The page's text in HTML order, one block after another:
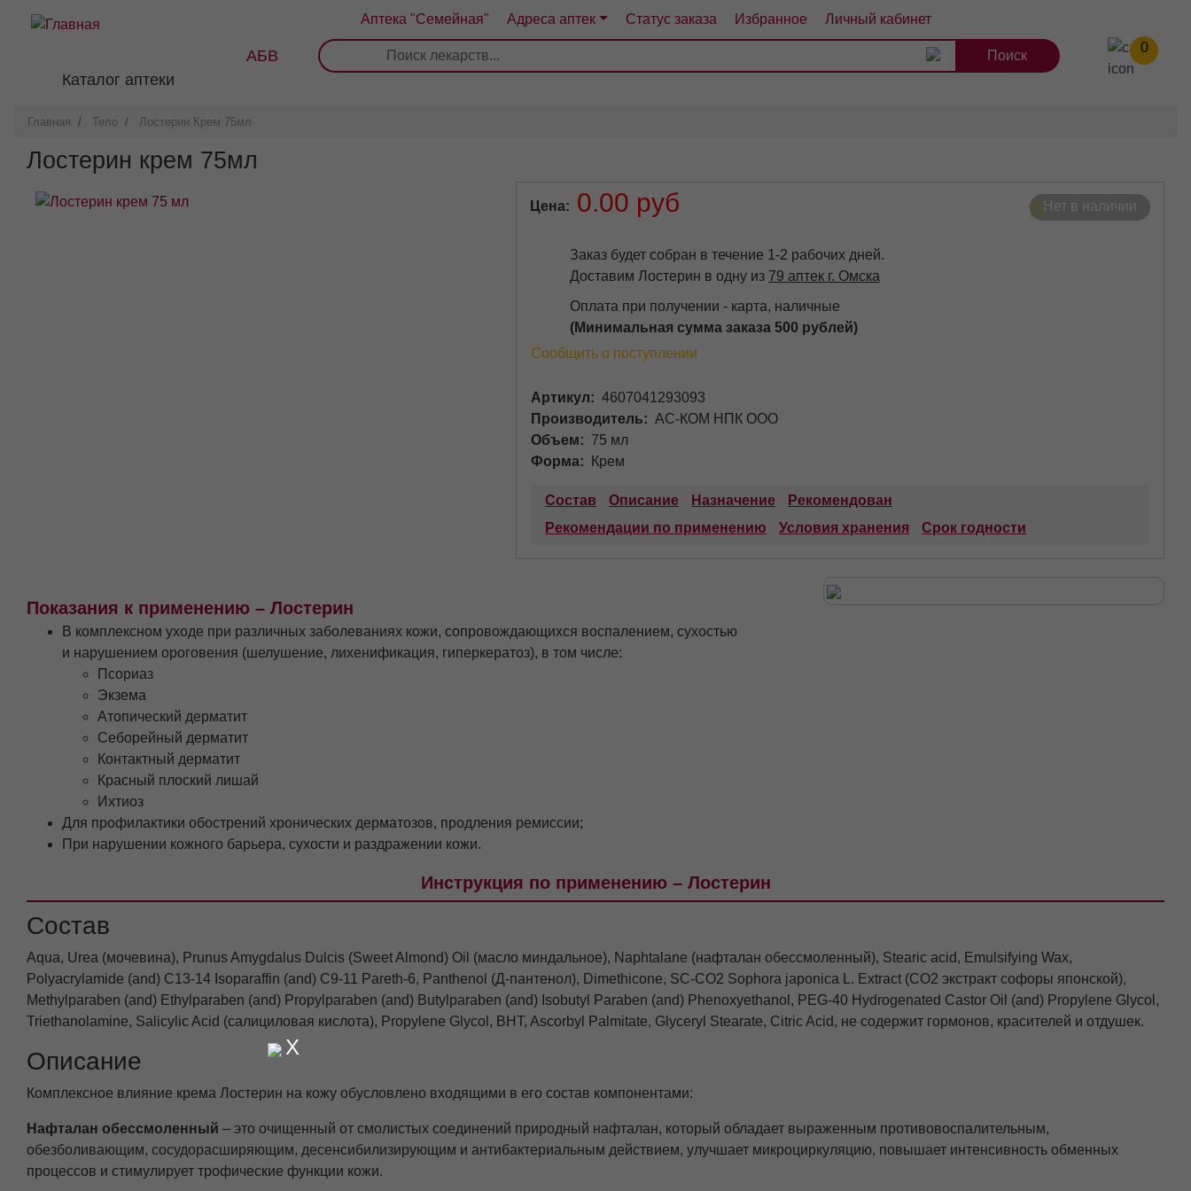
содержанию
Аптека "Семейная" Адреса аптек Статус заказа Избранное Личный кабинет
Каталог аптеки
АБВ 0
2 4 10
Главная Тело Лостерин Крем 75мл
Лостерин крем 75мл
Цена 0.00 руб Нет в наличии
Заказ будет собран в течение 1-2 рабочих дней.
Доставим Лостерин в одну из 79 аптек г. Омска
Оплата при получении - карта, наличные
(Минимальная сумма заказа 500 рублей)
Сообщить о поступлении
Артикул
4607041293093
Производитель
АС-КОМ НПК ООО
Объем
75 мл
Форма
Крем
Состав Описание Назначение
Рекомендован
Рекомендации по применению
Условия хранения Срок годности
Показания к применению – Лостерин
В комплексном уходе при различных заболеваниях кожи, сопровождающихся воспалением, сухостью
и нарушением ороговения (шелушение, лихенификация, гиперкератоз), в том числе:
Псориаз
Экзема
Атопический дерматит
Себорейный дерматит
Контактный дерматит
Красный плоский лишай
Ихтиоз
Для профилактики обострений хронических дерматозов, продления ремиссии;
При нарушении кожного барьера, сухости и раздражении кожи.
Инструкция по применению – Лостерин
Состав
Aqua, Urea (мочевина), Prunus Amygdalus Dulcis (Sweet Almond) Oil (масло миндальное), Naphtalane (нафталан обессмоленный), Stearic acid, Emulsifying Wax,
Polyacrylamide (and) C13-14 Isoparaffin (and) C9-11 Pareth-6, Panthenol (Д-пантенол), Dimethicone, SC-CO2 Sophora japonica L. Extract (СО2 экстракт софоры японской),
Methylparaben (and) Ethylparaben (and) Propylparaben (and) Butylparaben (and) Isobutyl Paraben (and) Phenoxyethanol, PEG-40 Hydrogenated Castor Oil (and) Propylene Glycol,
Triethanolamine, Salicylic Acid (салициловая кислота), Propylene Glycol, BHT, Ascorbyl Palmitate, Glyceryl Stearate, Citric Acid, не содержит гормонов, красителей и отдушек.
Описание
Комплексное влияние крема Лостерин на кожу обусловлено входящими в его состав компонентами:
Нафталан обессмоленный – это очищенный от смолистых соединений природный нафталан, который обладает выраженным противовоспалительным,
обезболивающим, сосудорасширяющим, десенсибилизирующим и антибактериальным действием, улучшает микроциркуляцию, повышает интенсивность обменных
процессов и стимулирует трофические функции кожи.
X